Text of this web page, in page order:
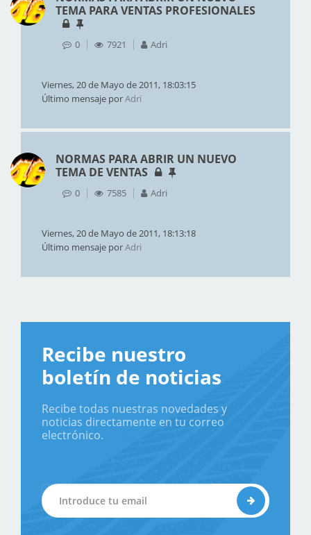
TEMA PARA VENTAS PROFESIONALES
0 7921 Adri
Viernes, 20 de Mayo de 2011, 18:03:15
Último mensaje porAdri
NORMAS PARA ABRIR UN NUEVO
TEMA DE VENTAS
0 7585 Adri
Viernes, 20 de Mayo de 2011, 18:13:18
Último mensaje porAdri
Recibe nuestro
boletín de noticias
Recibe todas nuestras novedades y
noticias directamente en tu correo
electrónico.